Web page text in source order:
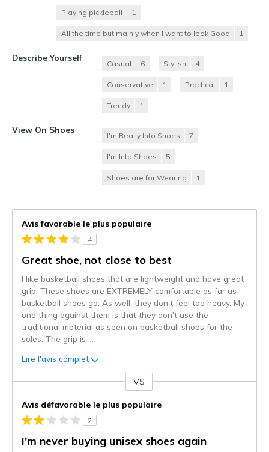
Playing pickleball 1
All the time but mainly when I want to look Good 1
Describe Yourself
Casual 6 Stylish 4
Conservative 1 Practical 1
Trendy 1
View On Shoes
I'm Really Into Shoes 7
I'm Into Shoes 5
Shoes are for Wearing 1
Avis favorable le plus populaire
4
Great shoe, not close to best
I like basketball shoes that are lightweight and have great
grip. These shoes are EXTREMELY comfortable as far as
basketball shoes go. As well, they don't feel too heavy. My
one thing against them is that they don't use the
traditional material as seen on basketball shoes for the
soles. The grip is
Lire l'avis complet
projecteur
sur
les
VS
Avis défavorable le plus populaire
2
I'm never buying unisex shoes again